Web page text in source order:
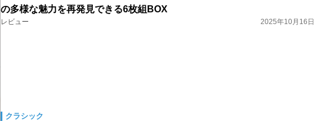
の多様な魅力を再発見できる6枚組BOX
レビュー 2025年10月16日
クラシック